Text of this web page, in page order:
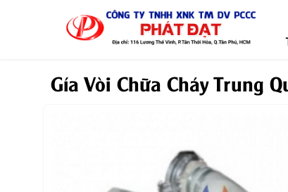
Gía Vòi Chữa Cháy Trung